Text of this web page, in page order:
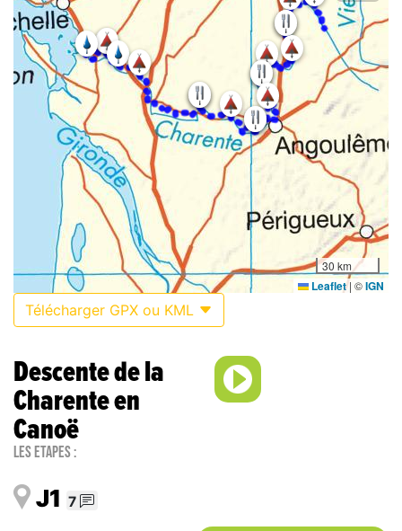
30 km
Leaflet | ©IGN
Télécharger GPX ou KML
Descente de la
Charente en
Canoë
Les étapes :
J1 7